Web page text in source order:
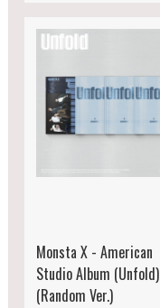
Monsta X - American
Studio Album (Unfold)
(Random Ver.)